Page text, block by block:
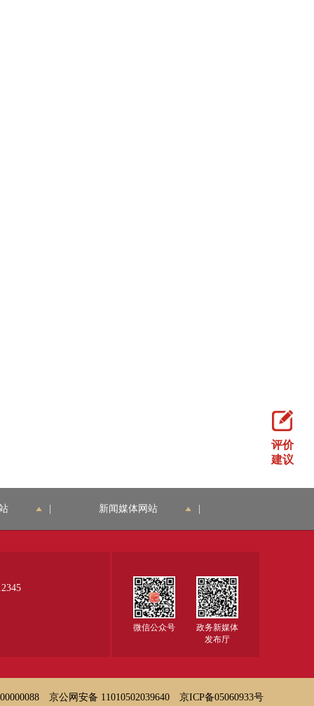
评价
建议
新闻媒体网站
微信公众号
政务新媒体
发布厅
京公网安备 11010502039640 京ICP备05060933号